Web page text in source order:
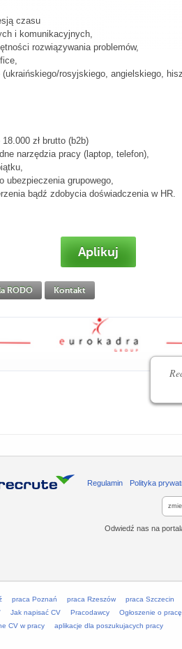
czasu
i komunikacyjnych,
rozwiązywania problemów,
rosyjskiego, angielskiego,
zł brutto (b2b)
narzędzia pracy (laptop, telefon),
ubezpieczenia grupowego,
bądź zdobycia doświadczenia w HR.
Aplikuj
RODO Kontakt
Regulamin Polityka
Odwiedź nas na
praca Poznań praca Rzeszów praca Szczecin
Jak napisać CV Pracodawcy Ogłoszenie o pracę
CV w pracy
aplikacje dla poszukujacych pracy